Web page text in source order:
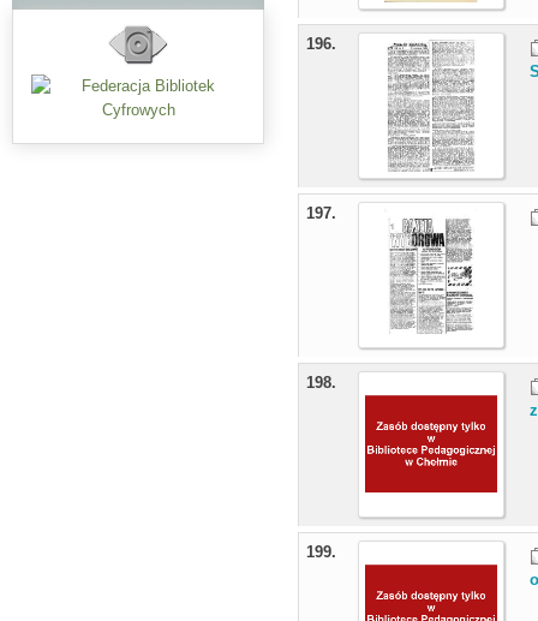
196.
197.
198.
199.